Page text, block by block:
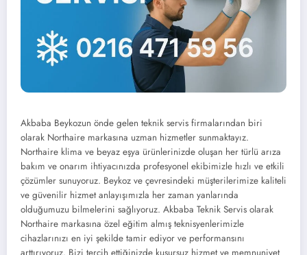
Akbaba Beykozun önde gelen teknik servis firmalarından biri
olarak Northaire markasına uzman hizmetler sunmaktayız.
Northaire klima ve beyaz eşya ürünlerinizde oluşan her türlü arıza
bakım ve onarım ihtiyacınızda profesyonel ekibimizle hızlı ve etkili
çözümler sunuyoruz. Beykoz ve çevresindeki müşterilerimize kaliteli
ve güvenilir hizmet anlayışımızla her zaman yanlarında
olduğumuzu bilmelerini sağlıyoruz. Akbaba Teknik Servis olarak
Northaire markasına özel eğitim almış teknisyenlerimizle
cihazlarınızı en iyi şekilde tamir ediyor ve performansını